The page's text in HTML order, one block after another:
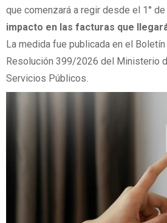
que comenzará a regir desde el 1° de
impacto en las facturas que
La medida fue publicada en el
Resolución 399/2026 del Ministerio
Servicios Públicos.